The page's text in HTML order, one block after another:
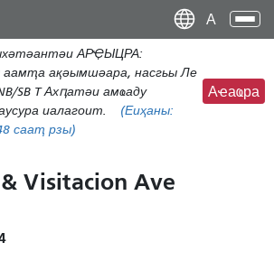
콘
텐
츠
로
건
뛰
АРҾЫЦРА:
ақәымшәара, насгьы Ле
SB T Ахԥатәи амҩаду
иалагоит.
(Еиҳаны:
сааҭ рзы)
Аҽаҩра
Visitacion Ave